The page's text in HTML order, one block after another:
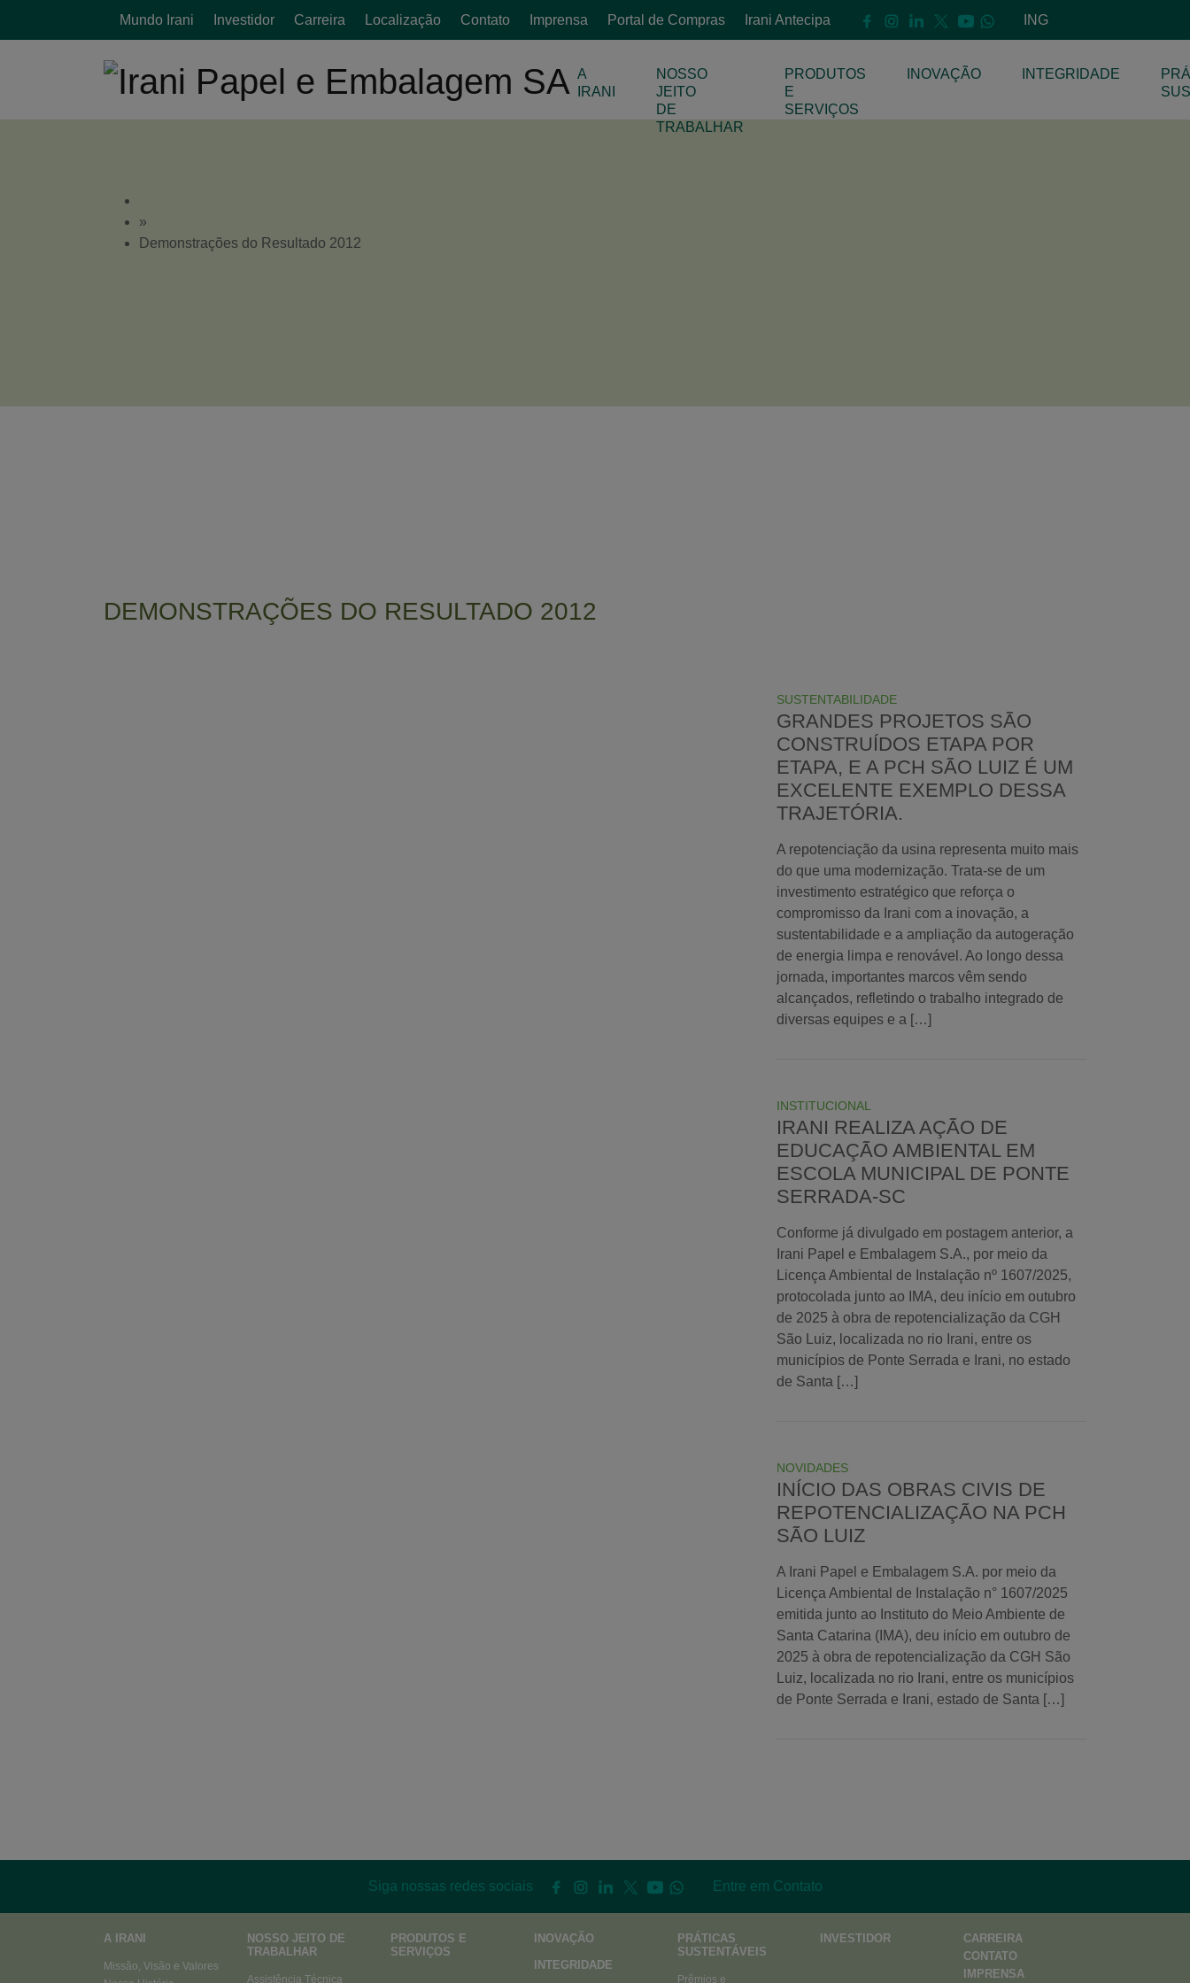
Mundo Irani Investidor Carreira Localização Contato Imprensa Portal de Compras Irani Antecipa ING
ESP
A
IRANI
NOSSO
JEITO
DE
TRABALHAR
PRODUTOS
E
SERVIÇOS
INOVAÇÃO INTEGRIDADE
»
Demonstrações do Resultado 2012
DEMONSTRAÇÕES DO RESULTADO 2012
SUSTENTABILIDADE
GRANDES PROJETOS SÃO
CONSTRUÍDOS ETAPA POR
ETAPA, E A PCH SÃO LUIZ É UM
EXCELENTE EXEMPLO DESSA
TRAJETÓRIA.
A repotenciação da usina representa muito mais
do que uma modernização. Trata-se de um
investimento estratégico que reforça o
compromisso da Irani com a inovação, a
sustentabilidade e a ampliação da autogeração
de energia limpa e renovável. Ao longo dessa
jornada, importantes marcos vêm sendo
alcançados, refletindo o trabalho integrado de
diversas equipes e a […]
INSTITUCIONAL
IRANI REALIZA AÇÃO DE
EDUCAÇÃO AMBIENTAL EM
ESCOLA MUNICIPAL DE PONTE
SERRADA-SC
Conforme já divulgado em postagem anterior, a
Irani Papel e Embalagem S.A., por meio da
Licença Ambiental de Instalação nº 1607/2025,
protocolada junto ao IMA, deu início em outubro
de 2025 à obra de repotencialização da CGH
São Luiz, localizada no rio Irani, entre os
municípios de Ponte Serrada e Irani, no estado
de Santa […]
NOVIDADES
INÍCIO DAS OBRAS CIVIS DE
REPOTENCIALIZAÇÃO NA PCH
SÃO LUIZ
A Irani Papel e Embalagem S.A. por meio da
Licença Ambiental de Instalação n° 1607/2025
emitida junto ao Instituto do Meio Ambiente de
Santa Catarina (IMA), deu início em outubro de
2025 à obra de repotencialização da CGH São
Luiz, localizada no rio Irani, entre os municípios
de Ponte Serrada e Irani, estado de Santa […]
Siga nossas redes sociais Entre em Contato
A IRANI
Missão, Visão e Valores
NOSSO JEITO DE
TRABALHAR
Assistência Técnica
PRODUTOS E
SERVIÇOS
INOVAÇÃO
INTEGRIDADE
PRÁTICAS
SUSTENTÁVEIS
Prêmios e
INVESTIDOR
CARREIRA
CONTATO
IMPRENSA